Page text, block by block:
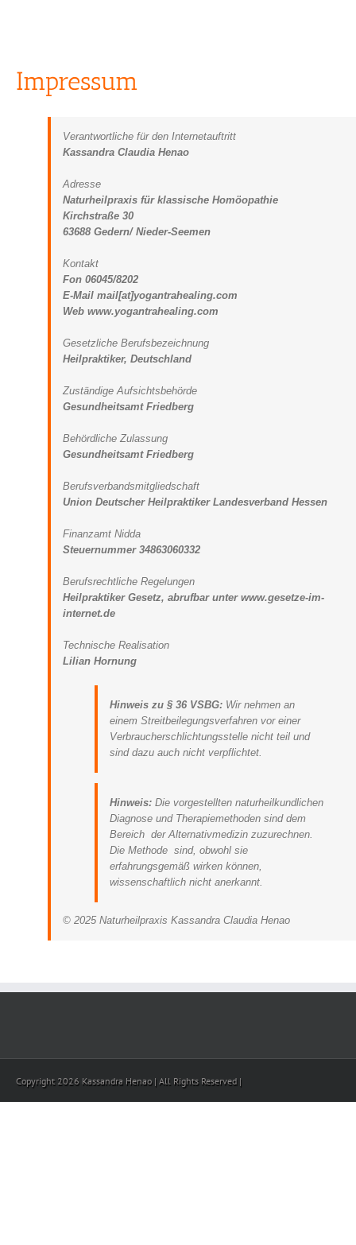
Impressum
Verantwortliche für den Internetauftritt
Kassandra Claudia Henao
Adresse
Naturheilpraxis für klassische Homöopathie
Kirchstraße 30
63688 Gedern/ Nieder-Seemen
Kontakt
Fon 06045/8202
E-Mail mail[at]yogantrahealing.com
Web www.yogantrahealing.com
Gesetzliche Berufsbezeichnung
Heilpraktiker, Deutschland
Zuständige Aufsichtsbehörde
Gesundheitsamt Friedberg
Behördliche Zulassung
Gesundheitsamt Friedberg
Berufsverbandsmitgliedschaft
Union Deutscher Heilpraktiker Landesverband Hessen
Finanzamt Nidda
Steuernummer 34863060332
Berufsrechtliche Regelungen
Heilpraktiker Gesetz, abrufbar unter www.gesetze-im-
internet.de
Technische Realisation
Lilian Hornung
Hinweis zu § 36 VSBG: Wir nehmen an
einem Streitbeilegungsverfahren vor einer
Verbraucherschlichtungsstelle nicht teil und
sind dazu auch nicht verpflichtet.
Hinweis: Die vorgestellten naturheilkundlichen
Diagnose und Therapiemethoden sind dem
Bereich der Alternativmedizin zuzurechnen.
Die Methode sind, obwohl sie
erfahrungsgemäß wirken können,
wissenschaftlich nicht anerkannt.
© 2025 Naturheilpraxis Kassandra Claudia Henao
Copyright 2026 Kassandra Henao | All Rights Reserved |